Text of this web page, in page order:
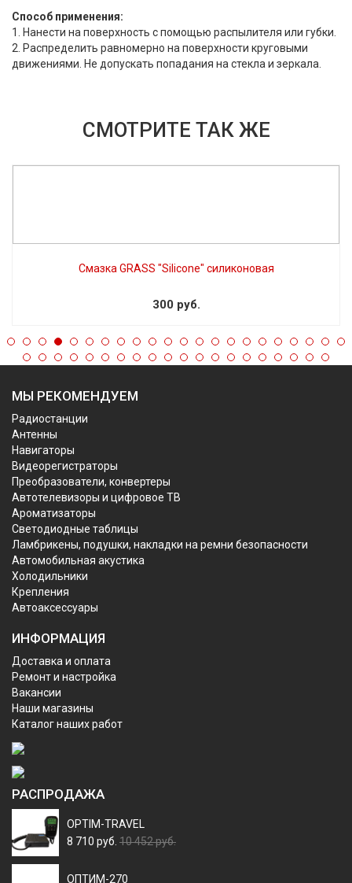
Способ применения:
1. Нанести на поверхность с помощью распылителя или губки.
2. Распределить равномерно на поверхности круговыми
движениями. Не допускать попадания на стекла и зеркала.
СМОТРИТЕ ТАК ЖЕ
Смазка GRASS "Silicone" силиконовая
300 руб.
МЫ РЕКОМЕНДУЕМ
Радиостанции
Антенны
Навигаторы
Видеорегистраторы
Преобразователи, конвертеры
Автотелевизоры и цифровое ТВ
Ароматизаторы
Светодиодные таблицы
Ламбрикены, подушки, накладки на ремни безопасности
Автомобильная акустика
Холодильники
Крепления
Автоаксессуары
ИНФОРМАЦИЯ
Доставка и оплата
Ремонт и настройка
Вакансии
Наши магазины
Каталог наших работ
РАСПРОДАЖА
OPTIM-TRAVEL
8 710 руб. 10 452 руб.
ОПТИМ-270